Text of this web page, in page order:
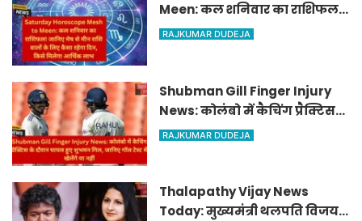
Meen: कल शनिवार का राशिफल!
जानिए मेष से मीन राशि वालों के
RAJKUMAR DUDEJA
Shubman Gill Finger Injury
News: कोलंबो में कैचिंग प्रैक्टिस
के दौरान घायल हुए शुभमन गिल,
RAJKUMAR DUDEJA
Thalapathy Vijay News
Today: मुख्यमंत्री थलपति विजय